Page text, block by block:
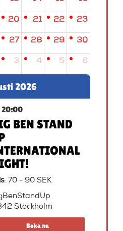
20 21 22 23
27 28 29 30
3 4 5 6
2026
20:00
BEN STAND
: 70 - 90 SEK
Stockholm
Boka nu